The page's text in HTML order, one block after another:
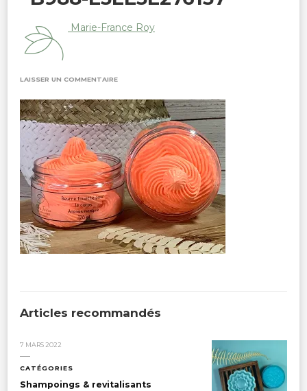
Marie-France Roy
LAISSER UN COMMENTAIRESUR
65C6-
4265-
B988-
E3EE3E276137
Articles recommandés
7 MARS 2022
CATÉGORIES
Shampoings & revitalisants